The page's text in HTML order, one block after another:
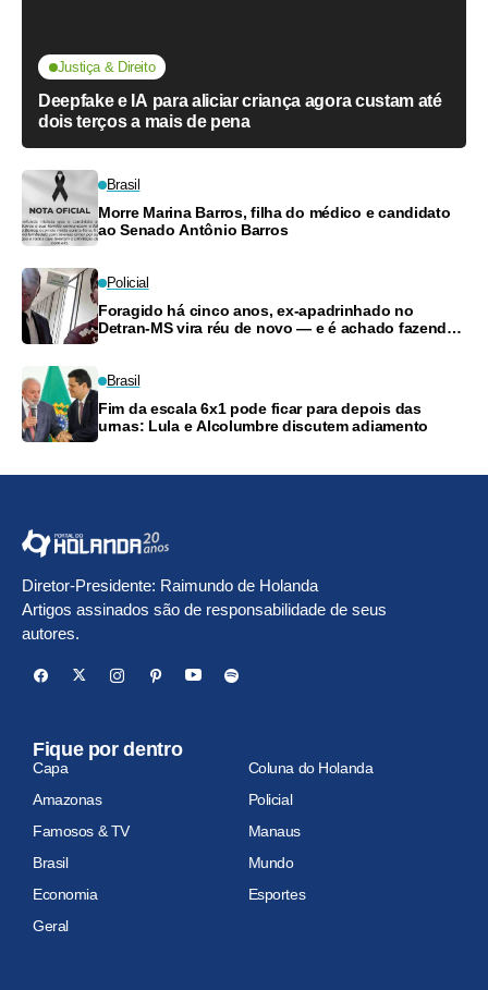
Justiça & Direito
Deepfake e IA para aliciar criança agora custam até
dois terços a mais de pena
Brasil
Morre Marina Barros, filha do médico e candidato
ao Senado Antônio Barros
Policial
Foragido há cinco anos, ex-apadrinhado no
Detran-MS vira réu de novo — e é achado fazendo
Brasil
Fim da escala 6x1 pode ficar para depois das
urnas: Lula e Alcolumbre discutem adiamento
Diretor-Presidente: Raimundo de Holanda
Artigos assinados são de responsabilidade de seus
autores.
Fique por dentro
Capa
Coluna do Holanda
Amazonas
Policial
Famosos & TV
Manaus
Brasil
Mundo
Economia
Esportes
Geral